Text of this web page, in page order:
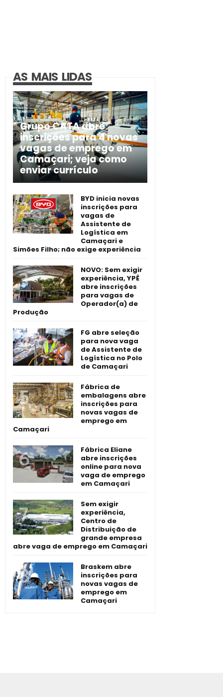
AS MAIS LIDAS
Grupo CATA abre
inscrições para 4 novas
vagas de emprego em
Camaçari; veja como
enviar currículo
BYD inicia novas
inscrições para
vagas de
Assistente de
Logística em
Camaçari e
Simões Filho; não exige experiência
NOVO: Sem exigir
experiência, YPÊ
abre inscrições
para vagas de
Operador(a) de
Produção
FG abre seleção
para nova vaga
de Assistente de
Logística no Polo
de Camaçari
Fábrica de
embalagens abre
inscrições para
novas vagas de
emprego em
Camaçari
Fábrica Eliane
abre inscrições
online para nova
vaga de emprego
em Camaçari
Sem exigir
experiência,
Centro de
Distribuição de
grande empresa
abre vaga de emprego em Camaçari
Braskem abre
inscrições para
novas vagas de
emprego em
Camaçari